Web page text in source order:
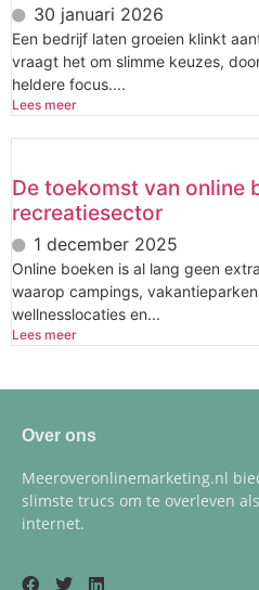
30 januari 2026
Een bedrijf laten groeien klinkt
vraagt het om slimme keuzes,
heldere focus....
Lees meer
De toekomst van online
recreatiesector
1 december 2025
Online boeken is al lang geen
waarop campings,
wellnesslocaties en...
Lees meer
Over ons
Meeroveronlinemarketing.nl
slimste trucs om te overleven
internet.